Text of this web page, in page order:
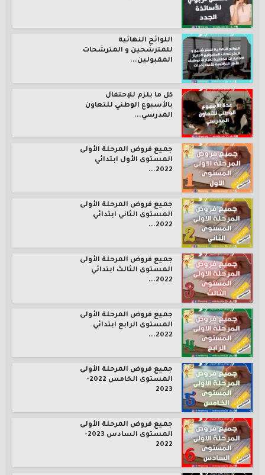
اللوائح النهائية
للمترشحين و المترشحات
المقبولين...
كل ما يلزم للإحتفال
بالأسبوع الوطني للتعاون
المدرسي...
جميع فروض المرحلة الأولى
المستوى الأول ابتدائي
2022...
جميع فروض المرحلة الأولى
المستوى الثاني ابتدائي
2022...
جميع فروض المرحلة الأولى
المستوى الثالث ابتدائي
2022...
جميع فروض المرحلة الأولى
المستوى الرابع ابتدائي
2022...
جميع فروض المرحلة الأولى
المستوى الخامس 2022-
2023
جميع فروض المرحلة الأولى
المستوى السادس 2023-
2022